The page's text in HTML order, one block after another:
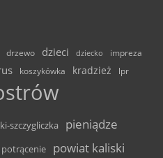
drzewo dzieci dziecko
impreza
koszykówka kradzież lpr
szczygliczka pieniądze
potrącenie powiat kaliski